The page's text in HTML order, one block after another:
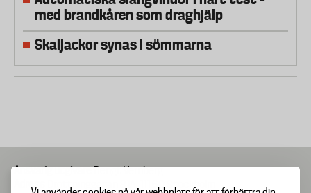
med brandkåren som draghjälp
Skaljackor synas i sömmarna
Ansvarig utgivareBengt Vernberg
Adress
Drottninggatan 81A, 111 60 Stockholm